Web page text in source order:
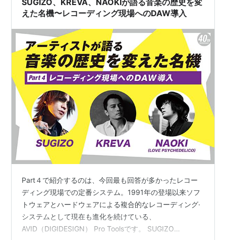
えた名機〜レコーディング現場へのDAW導入
Part４で紹介するのは、今回最も回答が多かったレコー
ディング現場での定番システム。1991年の登場以来ソフ
トウェアとハードウェアによる複合的なレコーディング·
システムとして現在も進化を続けている、
AVID（DIGIDESIGN） Pro Toolsです。 SUGIZO